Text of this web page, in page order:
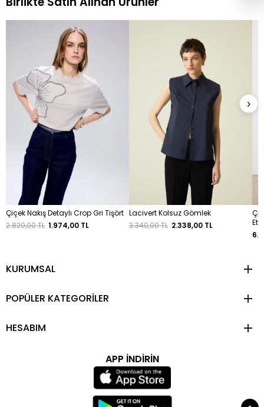
Çiçek Nakış Detaylı Crop Gri Tişört
2.820,00 TL 1.974,00 TL
Lacivert Kolsuz Gömlek
3.340,00 TL 2.338,00 TL
›
KURUMSAL
POPÜLER KATEGORİLER
HESABIM
APP İNDİRİN